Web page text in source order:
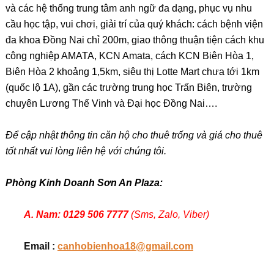
và các hệ thống trung tâm anh ngữ đa dạng, phục vụ nhu
cầu học tập, vui chơi, giải trí của quý khách: cách bệnh viện
đa khoa Đồng Nai chỉ 200m, giao thông thuận tiện cách khu
công nghiệp AMATA, KCN Amata, cách KCN Biên Hòa 1,
Biên Hòa 2 khoảng 1,5km, siêu thị Lotte Mart chưa tới 1km
(quốc lộ 1A), gần các trường trung học Trấn Biên, trường
chuyên Lương Thế Vinh và Đại học Đồng Nai….
Để cập nhật thông tin căn hộ cho thuê trống và giá cho thuê
tốt nhất vui lòng liên hệ với chúng tôi.
Phòng Kinh Doanh Sơn An Plaza:
A. Nam: 0129 506 7777(Sms, Zalo, Viber)
Email : canhobienhoa18@gmail.com